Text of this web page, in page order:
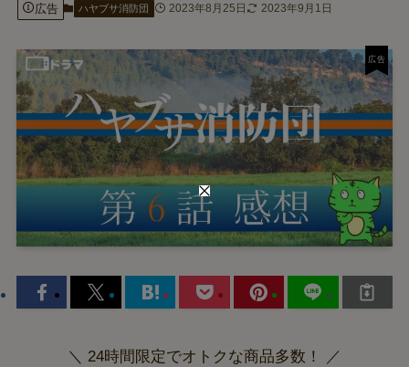
広告 ハヤブサ消防団 2023年8月25日 2023年9月1日
＼ 24時間限定でオトクな商品多数！ ／